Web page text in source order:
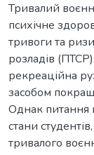
Тривалий
психічне
тривоги та
розладів
рекреаційна
засобом
Однак питання
стани
тривалого